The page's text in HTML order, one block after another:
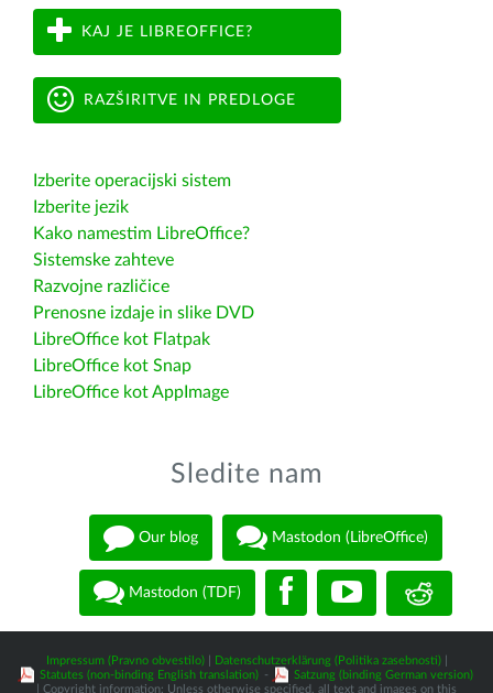
KAJ JE LIBREOFFICE?
RAZŠIRITVE IN PREDLOGE
Izberite operacijski sistem
Izberite jezik
Kako namestim LibreOffice?
Sistemske zahteve
Razvojne različice
Prenosne izdaje in slike DVD
LibreOffice kot Flatpak
LibreOffice kot Snap
LibreOffice kot AppImage
Sledite nam
Our blog Mastodon (LibreOffice)
Mastodon (TDF)
Impressum (Pravno obvestilo)| Datenschutzerklärung (Politika zasebnosti)|
Statutes (non-binding English translation) -
Satzung (binding German version)
| Copyright information: Unless otherwise specified, all text and images on this